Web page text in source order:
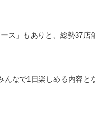
ス」もありと、総勢37店
んなで1日楽しめる内容と